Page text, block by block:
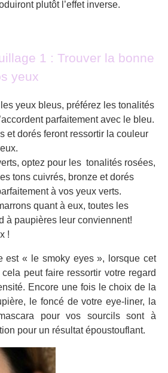
plutôt l’effet inverse.
1 : Trouver la bonne
yeux
yeux bleus, préférez les tonalités
parfaitement avec le bleu.
et dorés feront ressortir la couleur
optez pour les tonalités rosées,
tons cuivrés, bronze et dorés
à vos yeux verts.
quant à eux, toutes les
à paupières leur conviennent!
!
est « le smoky eyes », lorsque cet
peut faire ressortir votre regard
Encore une fois le choix de la
le foncé de votre eye-liner, la
pour vos sourcils sont à
pour un résultat époustouflant.